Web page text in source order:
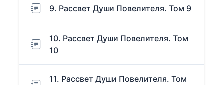
9. Рассвет Души Повелителя. Том 9
10. Рассвет Души Повелителя. Том
10
11. Рассвет Души Повелителя. Том